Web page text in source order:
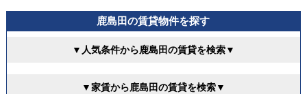
鹿島田の賃貸物件を探す
▼人気条件から鹿島田の賃貸を検索▼
▼家賃から鹿島田の賃貸を検索▼